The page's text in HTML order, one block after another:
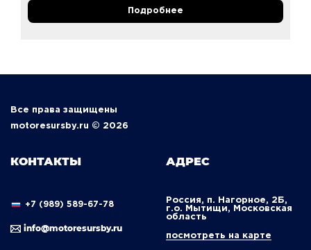
Подробнее
Все права защищены
motoresursby.ru © 2026
КОНТАКТЫ
+7 (989) 589-67-78
info@motoresursby.ru
АДРЕС
Россия, п. Нагорное, 2Б,
г.о. Мытищи, Московская
область
посмотреть на карте